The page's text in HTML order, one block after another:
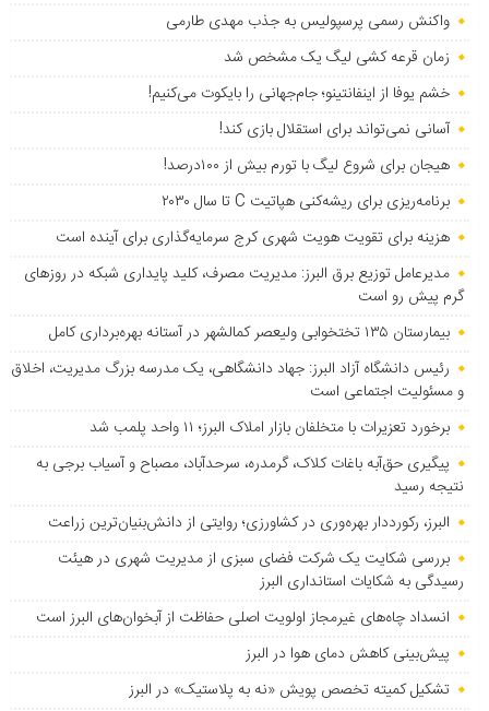
واکنش رسمی پرسپولیس به جذب مهدی طارمی
زمان قرعه کشی لیگ یک مشخص شد
خشم یوفا از اینفانتینو؛ جام‌جهانی را بایکوت می‌کنیم!
آسانی نمی‌تواند برای استقلال بازی کند!
هیجان برای شروع لیگ با تورم بیش از ۱۰۰درصد!
برنامه‌ریزی برای ریشه‌کنی هپاتیت C تا سال ۲۰۳۰
هزینه برای تقویت هویت شهری کرج سرمایه‌گذاری برای آینده است
مدیرعامل توزیع برق البرز: مدیریت مصرف، کلید پایداری شبکه در روزهای
گرم پیش رو است
بیمارستان ۱۳۵ تختخوابی ولیعصر کمالشهر در آستانه بهره‌برداری کامل
رئیس دانشگاه آزاد البرز: جهاد دانشگاهی، یک مدرسه بزرگ مدیریت، اخلاق
و مسئولیت اجتماعی است
برخورد تعزیرات با متخلفان بازار املاک البرز؛ ۱۱ واحد پلمب شد
پیگیری حق‌آبه باغات کلاک، گرمدره، سرحدآباد، مصباح و آسیاب برجی به
نتیجه رسید
البرز، رکورددار بهره‌وری در کشاورزی؛ روایتی از دانش‌بنیان‌ترین زراعت
بررسی شکایت یک شرکت فضای سبزی از مدیریت شهری در هیئت
رسیدگی به شکایات استانداری البرز
انسداد چاه‌های غیرمجاز اولویت اصلی حفاظت از آبخوان‌های البرز است
پیش‌بینی کاهش دمای هوا در البرز
تشکیل کمیته تخصص پویش «نه به پلاستیک» در البرز